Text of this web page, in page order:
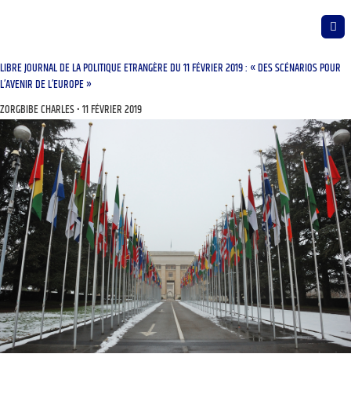
LIBRE JOURNAL DE LA POLITIQUE ETRANGÈRE DU 11 FÉVRIER 2019 : « DES SCÉNARIOS POUR
L’AVENIR DE L’EUROPE »
ZORGBIBE CHARLES 11 FÉVRIER 2019